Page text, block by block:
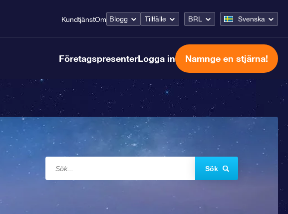
KundtjänstOm Blogg Tillfälle BRL Svenska
FöretagspresenterLogga in Namnge en stjärna!
Sök